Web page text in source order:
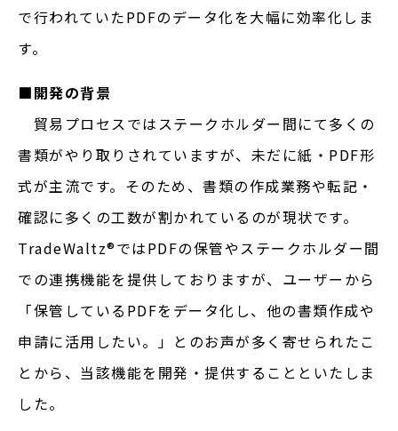
で行われていたPDFのデータ化を大幅に効率化しま
す。
■開発の背景
貿易プロセスではステークホルダー間にて多くの
書類がやり取りされていますが、未だに紙・PDF形
式が主流です。そのため、書類の作成業務や転記・
確認に多くの工数が割かれているのが現状です。
TradeWaltz®︎ではPDFの保管やステークホルダー間
での連携機能を提供しておりますが、ユーザーから
「保管しているPDFをデータ化し、他の書類作成や
申請に活用したい。」とのお声が多く寄せられたこ
とから、当該機能を開発・提供することといたしま
した。